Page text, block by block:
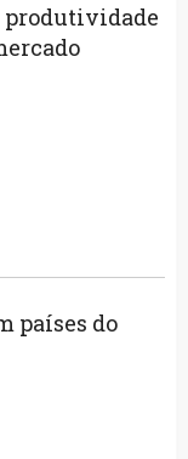
produtividade
países do